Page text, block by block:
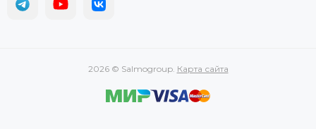
2026 © Salmogroup. Карта сайта